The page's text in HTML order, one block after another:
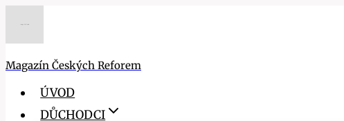
Magazín Českých Reforem
ÚVOD
DŮCHODCI